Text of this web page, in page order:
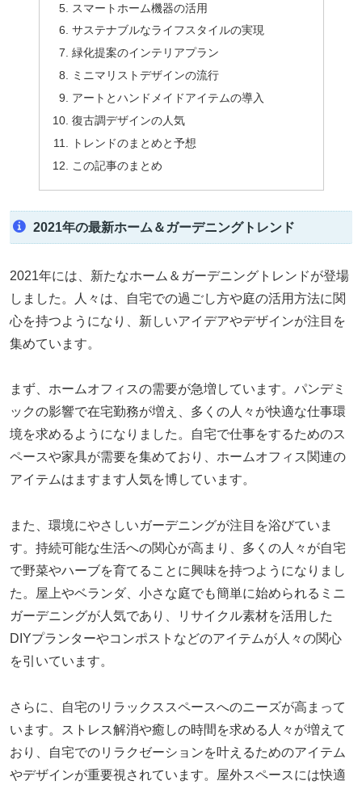
スマートホーム機器の活用
サステナブルなライフスタイルの実現
緑化提案のインテリアプラン
ミニマリストデザインの流行
アートとハンドメイドアイテムの導入
復古調デザインの人気
トレンドのまとめと予想
この記事のまとめ
2021年の最新ホーム＆ガーデニングトレンド
2021年には、新たなホーム＆ガーデニングトレンドが登場
しました。人々は、自宅での過ごし方や庭の活用方法に関
心を持つようになり、新しいアイデアやデザインが注目を
集めています。
まず、ホームオフィスの需要が急増しています。パンデミ
ックの影響で在宅勤務が増え、多くの人々が快適な仕事環
境を求めるようになりました。自宅で仕事をするためのス
ペースや家具が需要を集めており、ホームオフィス関連の
アイテムはますます人気を博しています。
また、環境にやさしいガーデニングが注目を浴びていま
す。持続可能な生活への関心が高まり、多くの人々が自宅
で野菜やハーブを育てることに興味を持つようになりまし
た。屋上やベランダ、小さな庭でも簡単に始められるミニ
ガーデニングが人気であり、リサイクル素材を活用した
DIYプランターやコンポストなどのアイテムが人々の関心
を引いています。
さらに、自宅のリラックススペースへのニーズが高まって
います。ストレス解消や癒しの時間を求める人々が増えて
おり、自宅でのリラクゼーションを叶えるためのアイテム
やデザインが重要視されています。屋外スペースには快適